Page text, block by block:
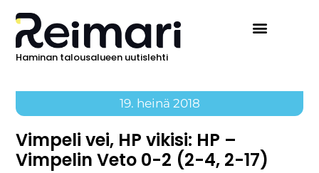
Haminan talousalueen uutislehti
19. heinä 2018
Vimpeli vei, HP vikisi: HP –
Vimpelin Veto 0-2 (2-4, 2-17)